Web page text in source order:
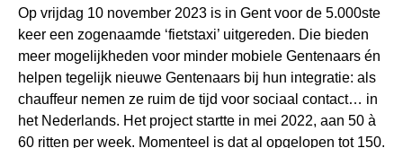
Op vrijdag 10 november 2023 is in Gent voor de 5.000ste
keer een zogenaamde ‘fietstaxi’ uitgereden. Die bieden
meer mogelijkheden voor minder mobiele Gentenaars én
helpen tegelijk nieuwe Gentenaars bij hun integratie: als
chauffeur nemen ze ruim de tijd voor sociaal contact… in
het Nederlands. Het project startte in mei 2022, aan 50 à
60 ritten per week. Momenteel is dat al opgelopen tot 150.